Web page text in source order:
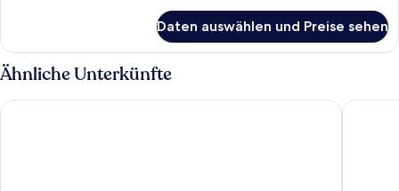
eingeschränkter
Meerblick
Daten auswählen und Preise sehen
Ähnliche Unterkünfte
Almareia Boutique Hotel Baia